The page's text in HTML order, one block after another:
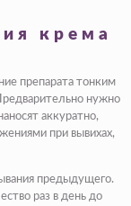
крема
препарата тонким
нужно
аккуратно,
при вывихах,
предыдущего.
раз в день до